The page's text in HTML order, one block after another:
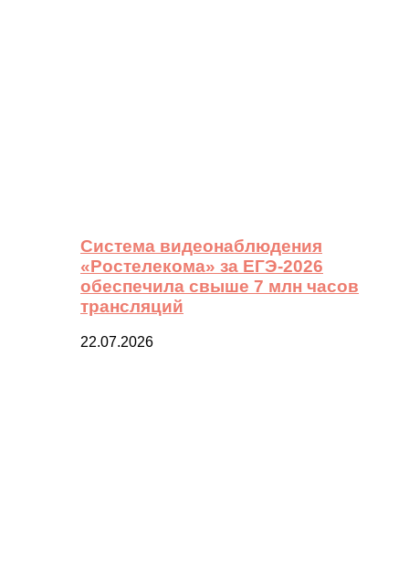
Система видеонаблюдения
«Ростелекома» за ЕГЭ-2026
обеспечила свыше 7 млн часов
трансляций
22.07.2026